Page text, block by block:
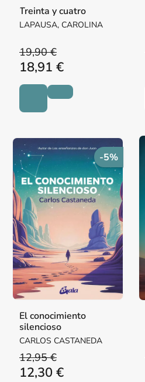
Treinta y cuatro
LAPAUSA, CAROLINA
19,90 €
18,91 €
-5%
El conocimiento
silencioso
CARLOS CASTANEDA
12,95 €
12,30 €